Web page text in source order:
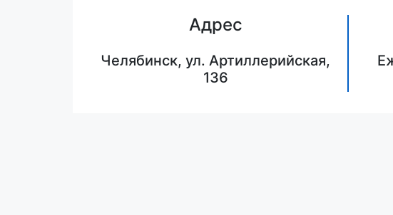
Адрес
Челябинск, ул. Артиллерийская,
136